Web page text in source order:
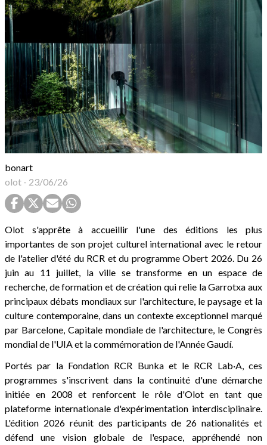
bonart
olot - 23/06/26
Olot s'apprête à accueillir l'une des éditions les plus
importantes de son projet culturel international avec le retour
de l'atelier d'été du RCR et du programme Obert 2026. Du 26
juin au 11 juillet, la ville se transforme en un espace de
recherche, de formation et de création qui relie la Garrotxa aux
principaux débats mondiaux sur l'architecture, le paysage et la
culture contemporaine, dans un contexte exceptionnel marqué
par Barcelone, Capitale mondiale de l'architecture, le Congrès
mondial de l'UIA et la commémoration de l'Année Gaudí.
Portés par la Fondation RCR Bunka et le RCR Lab·A, ces
programmes s'inscrivent dans la continuité d'une démarche
initiée en 2008 et renforcent le rôle d'Olot en tant que
plateforme internationale d'expérimentation interdisciplinaire.
L'édition 2026 réunit des participants de 26 nationalités et
défend une vision globale de l'espace, appréhendé non